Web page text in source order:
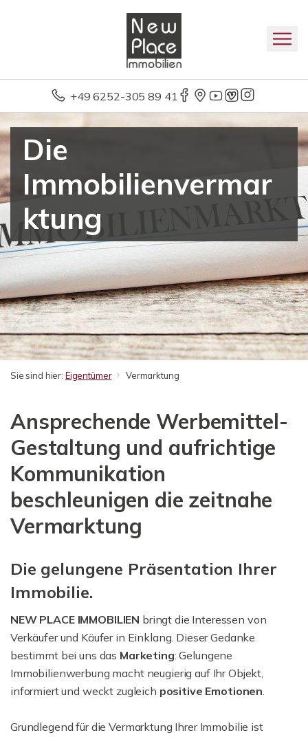
+49 6252-305 89 41
Die
Immobilienvermar
ktung
Sie sind hier: Eigentümer Vermarktung
Ansprechende Werbemittel-
Gestaltung und aufrichtige
Kommunikation
beschleunigen die zeitnahe
Vermarktung
Die gelungene Präsentation Ihrer
Immobilie.
NEW PLACE IMMOBILIEN bringt die Interessen von
Verkäufer und Käufer in Einklang. Dieser Gedanke
bestimmt bei uns das Marketing: Gelungene
Immobilienwerbung macht neugierig auf Ihr Objekt,
informiert und weckt zugleich positive Emotionen.
Grundlegend für die Vermarktung Ihrer Immobilie ist